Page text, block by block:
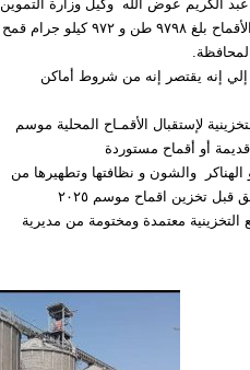
الكريم عوض الله وكيل وزارة التموين
ان ما تم توريده اليوم من الأقماح بلغ ٩٧٩٨ طن و ٩٧٢ كيلو جرام قمح
إلي إنه يقتصر إنه من شروط أماكن
لإستقبال الأقمـاح المحلية موسم
الهناكر والشون و نظافتها وتطهيرها من
تخزين اقماح موسم ٢٠٢٥
معتمدة ومختومة من مديرية